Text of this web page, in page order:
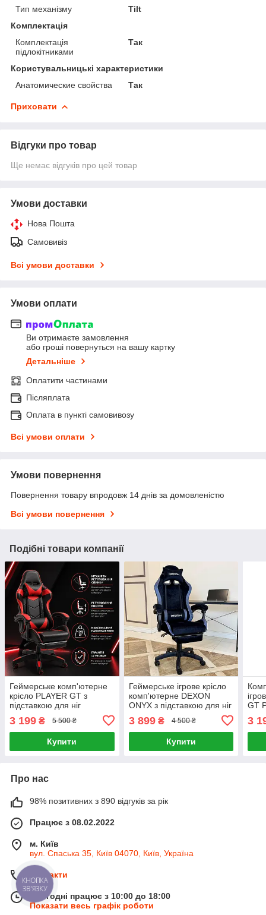
Тип механізму
Tilt
Комплектація
Комплектація
підлокітниками
Так
Користувальницькі характеристики
Анатомические свойства
Так
Приховати
Відгуки про товар
Ще немає відгуків про цей товар
Умови доставки
Нова Пошта
Самовивіз
Всі умови доставки
Умови оплати
Ви отримаєте замовлення
або гроші повернуться на вашу картку
Детальніше
Оплатити частинами
Післяплата
Оплата в пункті самовивозу
Всі умови оплати
Умови повернення
Повернення товару впродовж 14 днів за домовленістю
Всі умови повернення
Подібні товари компанії
Геймерське комп'ютерне
крісло PLAYER GT з
підставкою для ніг
розкладне для ПК дому
роботи
3 199 ₴ 5 500 ₴
Купити
Геймерське ігрове крісло
комп'ютерне DEXON
ONYX з підставкою для ніг
з велюру спортивне для
пк розкладне Lagoon
3 899₴ 4 500 ₴
Купити
GT
3
Про нас
98% позитивних з 890 відгуків за рік
Працює з 08.02.2022
м. Київ
вул. Спаська 35, Київ 04070, Київ, Україна
Контакти
Сьогодні працює з 10:00 до 18:00
Показати весь графік роботи
КНОПКА
ЗВ'ЯЗКУ